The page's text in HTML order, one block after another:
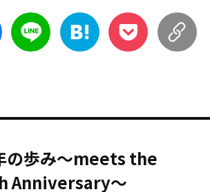
の歩み～meets the
Anniversary～